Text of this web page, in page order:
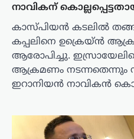
നാവികന്
കാസ്പിയൻ കടലിൽ
കപ്പലിനെ ഉക്രെയ്ൻ
ആരോപിച്ചു.
ആക്രമണം നടന്നതെന്നും
ഇറാനിയൻ നാവികൻ